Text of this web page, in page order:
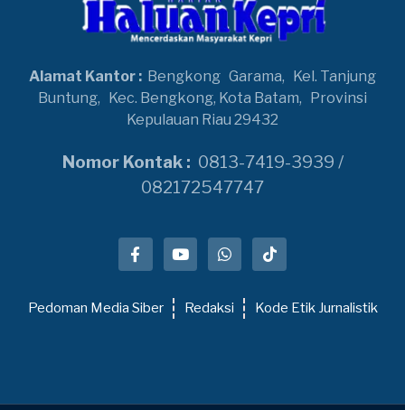
Alamat Kantor : Bengkong Garama, Kel. Tanjung
Buntung, Kec. Bengkong, Kota Batam, Provinsi
Kepulauan Riau 29432
Nomor Kontak : 0813-7419-3939 /
082172547747
Pedoman Media Siber Redaksi Kode Etik Jurnalistik